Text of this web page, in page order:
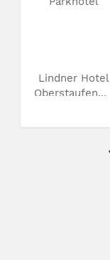
Lindner Hotel
Oberstaufen...